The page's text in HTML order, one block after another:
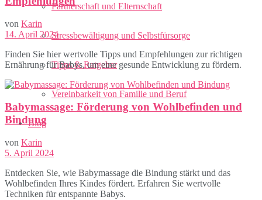
Partnerschaft und Elternschaft
Stressbewältigung und Selbstfürsorge
Tipps & Ratgeber
Vereinbarkeit von Familie und Beruf
Blog
von Karin
14. April 2024
Finden Sie hier wertvolle Tipps und Empfehlungen zur richtigen
Ernährung für Babys, um eine gesunde Entwicklung zu fördern.
Babymassage: Förderung von Wohlbefinden und
Bindung
von Karin
5. April 2024
Entdecken Sie, wie Babymassage die Bindung stärkt und das
Wohlbefinden Ihres Kindes fördert. Erfahren Sie wertvolle
Techniken für entspannte Babys.